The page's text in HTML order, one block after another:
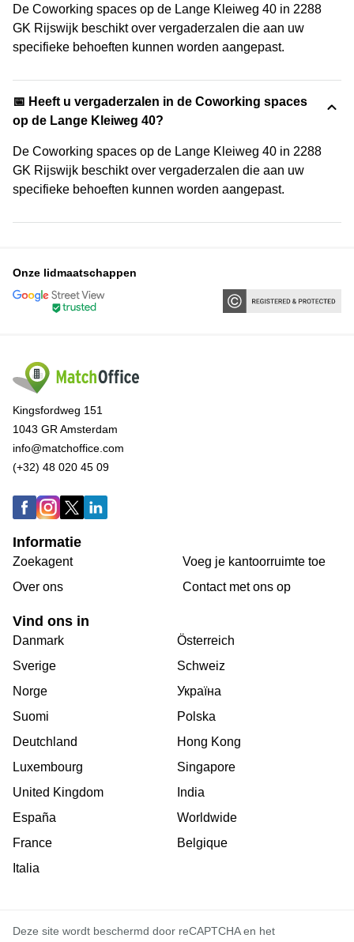
De Coworking spaces op de Lange Kleiweg 40 in 2288
GK Rijswijk beschikt over vergaderzalen die aan uw
specifieke behoeften kunnen worden aangepast.
📅 Heeft u vergaderzalen in de Coworking spaces
op de Lange Kleiweg 40?
De Coworking spaces op de Lange Kleiweg 40 in 2288
GK Rijswijk beschikt over vergaderzalen die aan uw
specifieke behoeften kunnen worden aangepast.
Onze lidmaatschappen
Kingsfordweg 151
1043 GR Amsterdam
info@matchoffice.com
(+32) 48 020 45 09
Informatie
Zoekagent
Over ons
Voeg je kantoorruimte toe
Сontact met ons op
Vind ons in
Danmark
Sverige
Norge
Suomi
Deutchland
Luxembourg
United Kingdom
España
France
Italia
Österreich
Schweiz
Україна
Polska
Hong Kong
Singapore
India
Worldwide
Belgique
Deze site wordt beschermd door reCAPTCHA en het